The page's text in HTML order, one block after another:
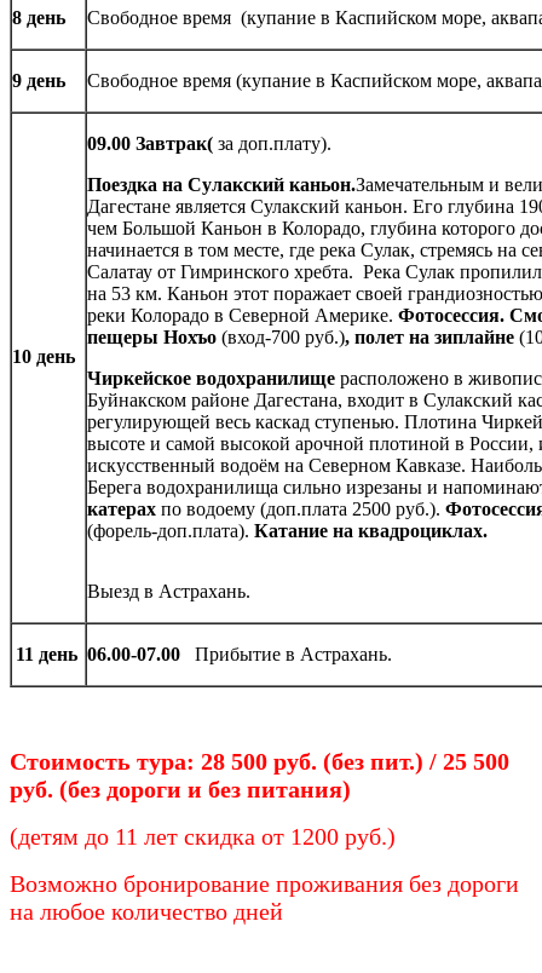
8 день Свободное время (купание в Каспийском море,
9 день Свободное время (купание в Каспийском море,
10 день
09.00 Завтрак( за доп.плату).
Поездка на Сулакский каньон.Замечательным и
Дагестане является Сулакский каньон. Его глубина
чем Большой Каньон в Колорадо, глубина которого
начинается в том месте, где река Сулак, стремясь на
Салатау от Гимринского хребта. Река Сулак
на 53 км. Каньон этот поражает своей
реки Колорадо в Северной Америке. Фотосессия.
пещеры Нохъо (вход-700 руб.), полет на зиплайне
Чиркейское водохранилище расположено в
Буйнакском районе Дагестана, входит в Сулакский
регулирующей весь каскад ступенью. Плотина
высоте и самой высокой арочной плотиной в
искусственный водоём на Северном Кавказе.
Берега водохранилища сильно изрезаны и
катерах по водоему (доп.плата 2500 руб.).
(форель-доп.плата). Катание на квадроциклах.
Выезд в Астрахань.
11 день 06.00-07.00 Прибытие в Астрахань.
Стоимость тура: 28 500 руб. (без пит.) / 25 500
руб. (без дороги и без питания)
(детям до 11 лет скидка от 1200 руб.)
Возможно бронирование проживания без дороги
на любое количество дней